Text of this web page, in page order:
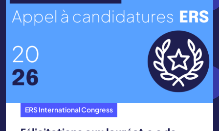
ERS International Congress